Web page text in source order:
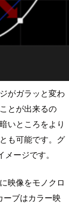
がガラッと変わ
とが出来るの
いところをより
も可能です。グ
ージです。
映像をモノクロ
ブはカラー映